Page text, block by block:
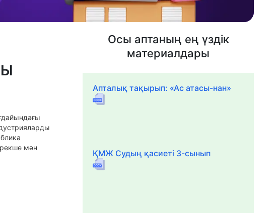
мән
Осы аптаның ең үздік
материалдары
Апталық тақырып: «Ас атасы-нан»
ҚМЖ Судың қасиеті 3-сынып